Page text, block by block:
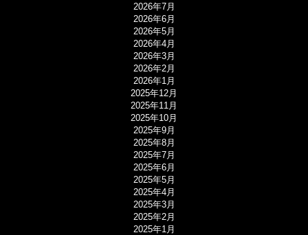
2026年7月
2026年6月
2026年5月
2026年4月
2026年3月
2026年2月
2026年1月
2025年12月
2025年11月
2025年10月
2025年9月
2025年8月
2025年7月
2025年6月
2025年5月
2025年4月
2025年3月
2025年2月
2025年1月